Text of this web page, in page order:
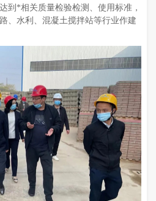
到*相关质量检验检测、使用标准，
、水利、混凝土搅拌站等行业作建